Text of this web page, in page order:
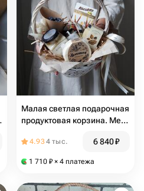
Малая светлая подарочная
продуктовая корзина. Мед,
песочно-шоколадные
4.934 тыс. 6 840₽
1 710 ₽ × 4 платежа